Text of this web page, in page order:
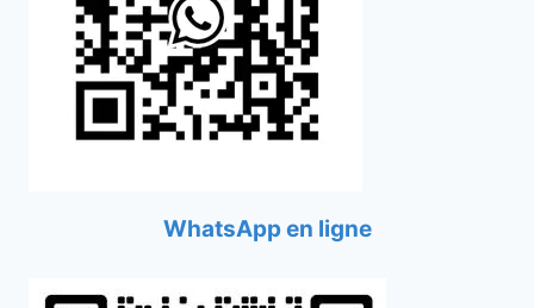
WhatsApp en ligne